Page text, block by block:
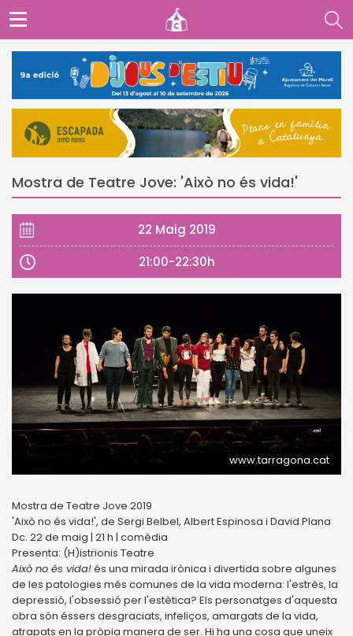
Mostra de Teatre Jove: 'Això no és vida!'
22 Maig 2019
21:00-22:30h
www.tarragona.cat
Mostra de Teatre Jove 2019
'Això no és vida!', de Sergi Belbel, Albert Espinosa i David Plana
Dc. 22 de maig | 21 h | comèdia
Presenta: (H)istrionis Teatre
Això no és vida!és una mirada irònica i divertida sobre algunes
de les patologies més comunes de la vida moderna: l'estrès, la
depressió, l'obsessió per l'estètica? Els personatges d'aquesta
obra són éssers desgraciats, infeliços, amargats de la vida,
atrapats en la pròpia manera de ser. Hi ha una cosa que uneix